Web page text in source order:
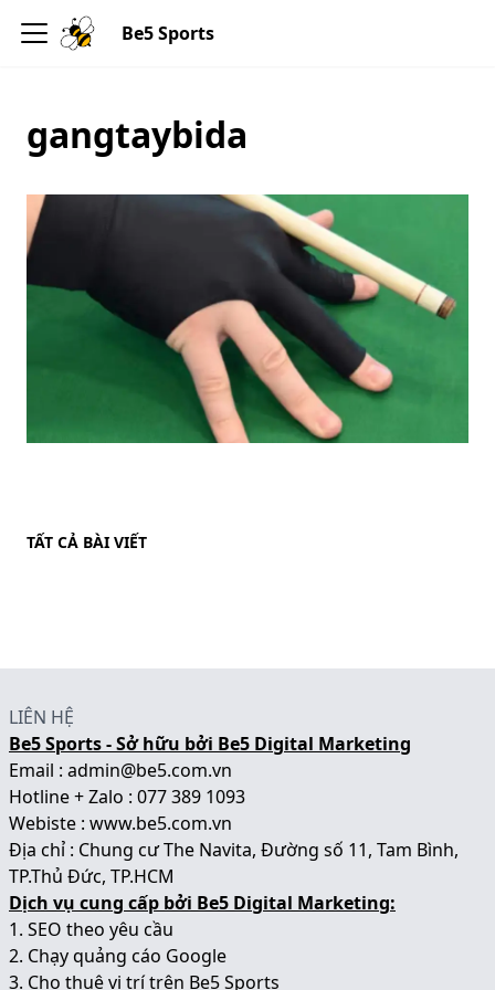
Be5 Sports
gangtaybida
TẤT CẢ BÀI VIẾT
LIÊN HỆ
Be5 Sports - Sở hữu bởi Be5 Digital Marketing
Email : admin@be5.com.vn
Hotline + Zalo : 077 389 1093
Webiste : www.be5.com.vn
Địa chỉ : Chung cư The Navita, Đường số 11, Tam Bình,
TP.Thủ Đức, TP.HCM
Dịch vụ cung cấp bởi Be5 Digital Marketing:
1. SEO theo yêu cầu
2. Chạy quảng cáo Google
3. Cho thuê vị trí trên Be5 Sports